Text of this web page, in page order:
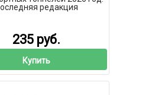
редакция
235 руб.
Купить